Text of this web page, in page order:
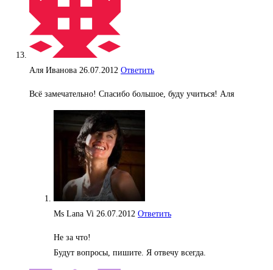
Аля Иванова 26.07.2012 Ответить
Всё замечательно! Спасибо большое, буду учиться! Аля
Ms Lana Vi 26.07.2012 Ответить
Не за что!
Будут вопросы, пишите. Я отвечу всегда.